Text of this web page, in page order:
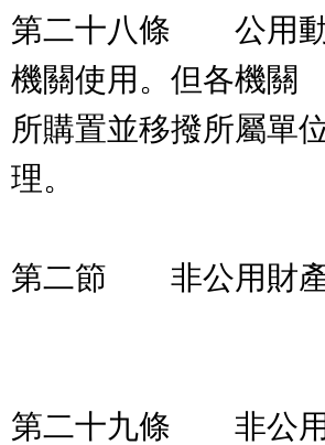
第二十八條 公用動
機關使用。但各機關
所購置並移撥所屬單
理。
第二節 非公用財產
第二十九條 非公用